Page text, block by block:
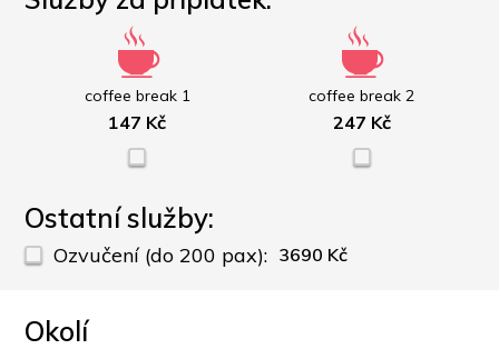
coffee break 1
147 Kč
coffee break 2
247 Kč
Ostatní služby:
Ozvučení (do 200 pax): 3690 Kč
Okolí